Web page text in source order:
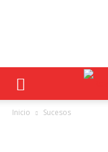
Inicio Sucesos